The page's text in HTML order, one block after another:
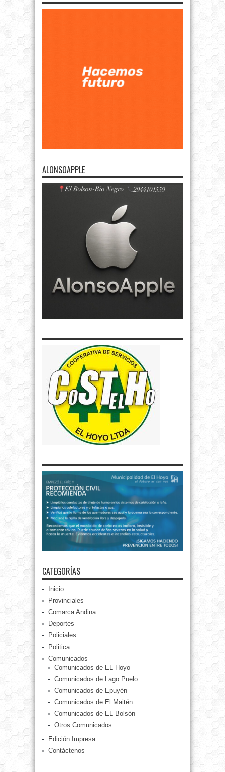
ALONSOAPPLE
CATEGORÍAS
Inicio
Provinciales
Comarca Andina
Deportes
Policiales
Politica
Comunicados
Comunicados de EL Hoyo
Comunicados de Lago Puelo
Comunicados de Epuyén
Comunicados de El Maitén
Comunicados de EL Bolsón
Otros Comunicados
Edición Impresa
Contáctenos